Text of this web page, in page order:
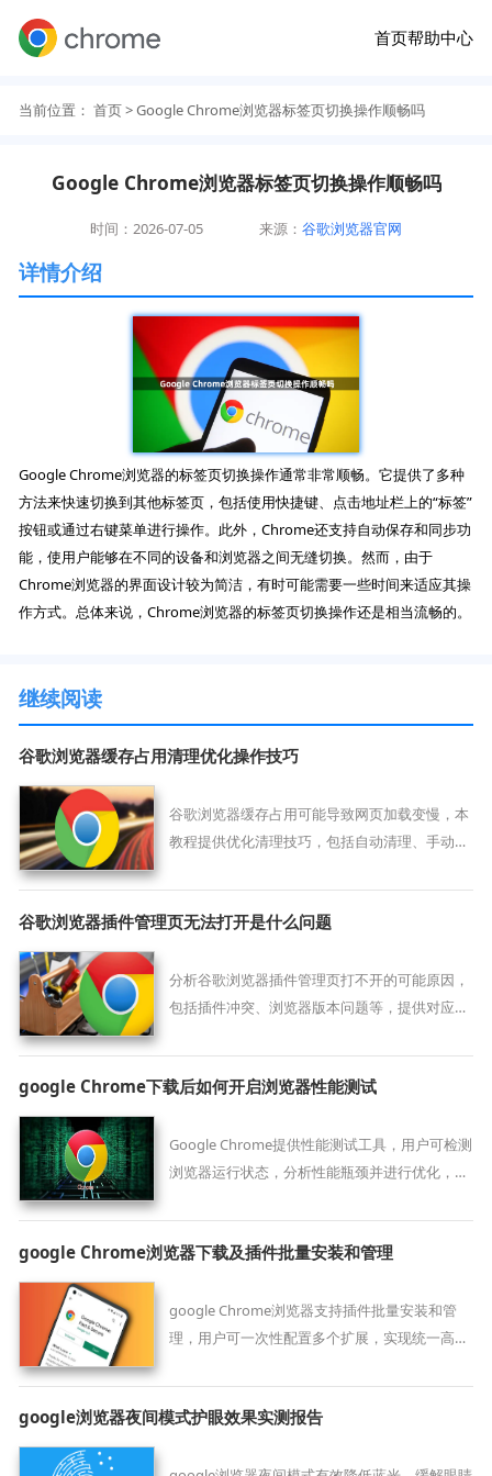
首页帮助中心
当前位置： 首页> Google Chrome浏览器标签页切换操作顺畅吗
Google Chrome浏览器标签页切换操作顺畅吗
时间：2026-07-05 来源：谷歌浏览器官网
详情介绍
Google Chrome浏览器的标签页切换操作通常非常顺畅。它提供了多种
方法来快速切换到其他标签页，包括使用快捷键、点击地址栏上的“标签”
按钮或通过右键菜单进行操作。此外，Chrome还支持自动保存和同步功
能，使用户能够在不同的设备和浏览器之间无缝切换。然而，由于
Chrome浏览器的界面设计较为简洁，有时可能需要一些时间来适应其操
作方式。总体来说，Chrome浏览器的标签页切换操作还是相当流畅的。
继续阅读
谷歌浏览器缓存占用清理优化操作技巧
谷歌浏览器缓存占用可能导致网页加载变慢，本
教程提供优化清理技巧，包括自动清理、手动管
谷歌浏览器插件管理页无法打开是什么问题
分析谷歌浏览器插件管理页打不开的可能原因，
包括插件冲突、浏览器版本问题等，提供对应修
google Chrome下载后如何开启浏览器性能测试
Google Chrome提供性能测试工具，用户可检测
浏览器运行状态，分析性能瓶颈并进行优化，提
google Chrome浏览器下载及插件批量安装和管理
google Chrome浏览器支持插件批量安装和管
理，用户可一次性配置多个扩展，实现统一高效
google浏览器夜间模式护眼效果实测报告